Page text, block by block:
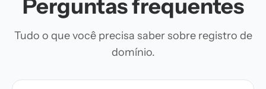
Perguntas frequentes
Tudo o que você precisa saber sobre registro de
domínio.